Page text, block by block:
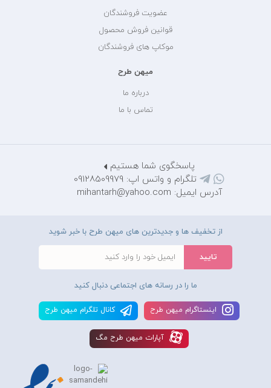
عضویت فروشندگان
قوانین فروش محصول
موکاپ های فروشندگان
میهن طرح
درباره ما
تماس با ما
پاسخگوی شما هستیم
تلگرام و واتس اپ: 09128509979
آدرس ایمیل: mihantarh@yahoo.com
از تخفیف ها و جدیدترین های میهن طرح با خبر شوید
ما را در رسانه های اجتماعی دنبال کنید
اينستاگرام ميهن طرح کانال تلگرام ميهن طرح
آپارات ميهن طرح مگ